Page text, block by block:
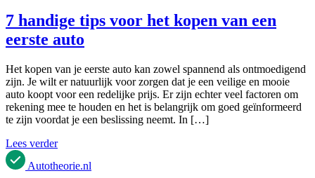
7 handige tips voor het kopen van een
eerste auto
Het kopen van je eerste auto kan zowel spannend als ontmoedigend
zijn. Je wilt er natuurlijk voor zorgen dat je een veilige en mooie
auto koopt voor een redelijke prijs. Er zijn echter veel factoren om
rekening mee te houden en het is belangrijk om goed geïnformeerd
te zijn voordat je een beslissing neemt. In […]
Lees verder
Autotheorie.nl